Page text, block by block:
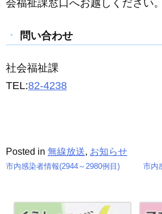
会福祉課窓口へお越しください。
問い合わせ
社会福祉課
TEL:82-4238
Posted in 無線放送, お知らせ
稿
市内感染者情報(2944～2980例目) 市内